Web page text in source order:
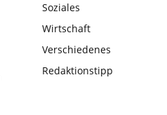
Soziales
Wirtschaft
Verschiedenes
Redaktionstipp